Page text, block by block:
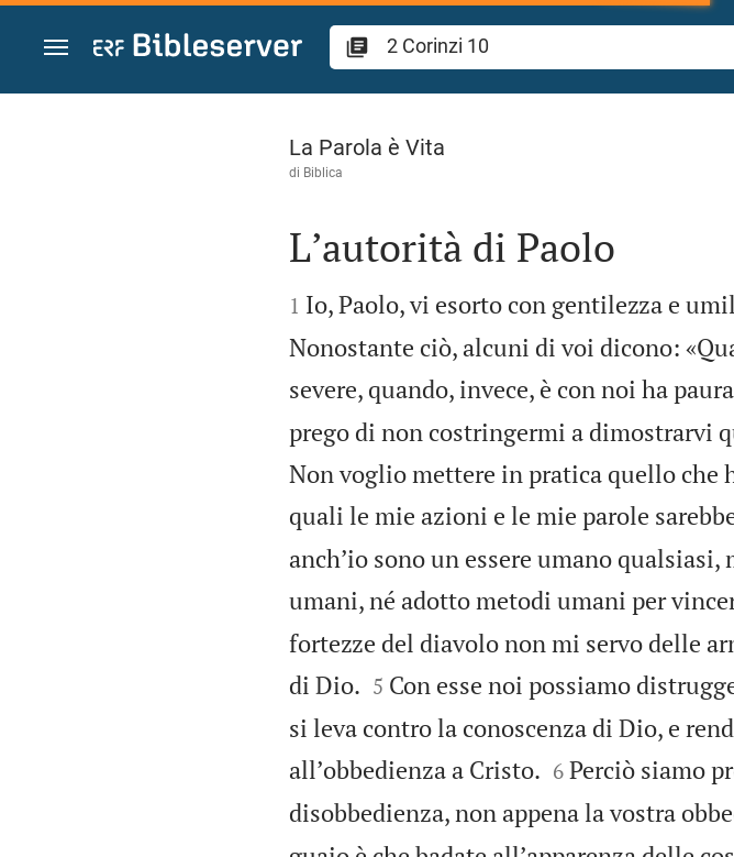
Vai al contenuto
2 Corinzi 10
La Parola è Vita
di Biblica

Lʼautorità di Paolo

1 Io, Paolo, vi esorto con gentilezza e
Nonostante ciò, alcuni di voi dicono:
severe, quando, invece, è con noi ha
prego di non costringermi a dimostrarvi
Non voglio mettere in pratica quello che
quali le mie azioni e le mie parole
anchʼio sono un essere umano
umani, né adotto metodi umani per
fortezze del diavolo non mi servo delle
di Dio.
5 Con esse noi possiamo
si leva contro la conoscenza di Dio, e
allʼobbedienza a Cristo.
6 Perciò siamo
disobbedienza, non appena la vostra